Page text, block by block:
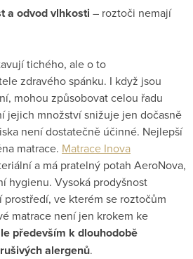
a odvod vlhkosti – roztoči nemají
tichého, ale o to
zdravého spánku. I když jsou
mohou způsobovat celou řadu
jejich množství snižuje jen dočasně
není dostatečně účinné. Nejlepší
matrace. Matrace Inova
a má pratelný potah AeroNova,
hygienu. Vysoká prodyšnost
prostředí, ve kterém se roztočům
matrace není jen krokem ke
především k dlouhodobě
alergenů.